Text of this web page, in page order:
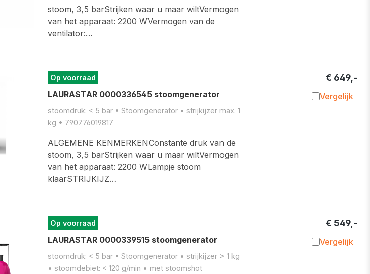
stoom, 3,5 barStrijken waar u maar wiltVermogen
van het apparaat: 2200 WVermogen van de
ventilator:…
Op voorraad
LAURASTAR 0000336545 stoomgenerator
stoomdruk: < 5 bar • Stoomgenerator • strijkijzer max. 1
kg • 790776019817
ALGEMENE KENMERKENConstante druk van de
stoom, 3,5 barStrijken waar u maar wiltVermogen
van het apparaat: 2200 WLampje stoom
klaarSTRIJKIJZ…
€ 649,-
Vergelijk
Op voorraad
LAURASTAR 0000339515 stoomgenerator
stoomdruk: < 5 bar • Stoomgenerator • strijkijzer > 1 kg
• stoomdebiet: < 120 g/min • met stoomshot
€ 549,-
Vergelijk